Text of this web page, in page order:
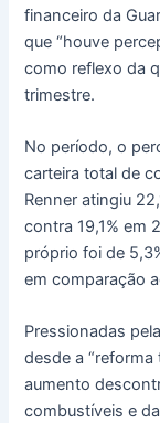
financeiro da
que “houve
como reflexo da
trimestre.
No período, o
carteira total de
Renner atingiu
contra 19,1% em
próprio foi de
em comparação
Pressionadas
desde a “reforma
aumento
combustíveis e